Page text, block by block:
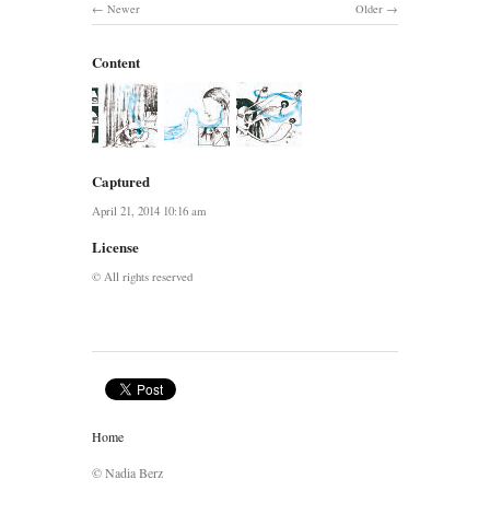
Older
Newer
Content
Captured
April 21, 2014 10:16 am
License
© All rights reserved
Home
© Nadia Berz